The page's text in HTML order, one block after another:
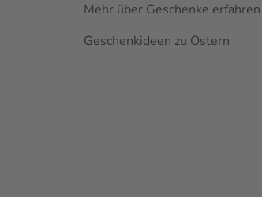
Mehr über Geschenke erfahren
Geschenkideen zu Ostern